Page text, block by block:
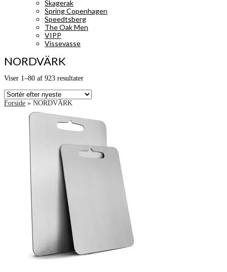
Skagerak
Spring Copenhagen
Speedtsberg
The Oak Men
VIPP
Vissevasse
NORDVÄRK
Viser 1–80 af 923 resultaterSorteret
seneste
Forside » NORDVÄRK